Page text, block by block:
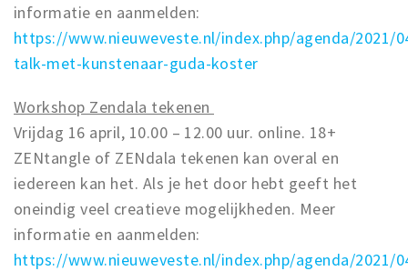
informatie en aanmelden:
https://www.nieuweveste.nl/index.php/agenda/2021/
talk-met-kunstenaar-guda-koster
Workshop Zendala tekenen
Vrijdag 16 april, 10.00 – 12.00 uur. online. 18+
ZENtangle of ZENdala tekenen kan overal en
iedereen kan het. Als je het door hebt geeft het
oneindig veel creatieve mogelijkheden. Meer
informatie en aanmelden:
https://www.nieuweveste.nl/index.php/agenda/2021/